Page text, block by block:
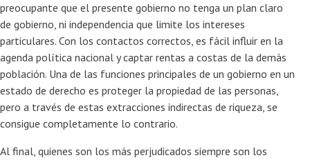
preocupante que el presente gobierno no tenga un plan claro
de gobierno, ni independencia que limite los intereses
particulares. Con los contactos correctos, es fácil influir en la
agenda política nacional y captar rentas a costas de la demás
población. Una de las funciones principales de un gobierno en un
estado de derecho es proteger la propiedad de las personas,
pero a través de estas extracciones indirectas de riqueza, se
consigue completamente lo contrario.
Al final, quienes son los más perjudicados siempre son los